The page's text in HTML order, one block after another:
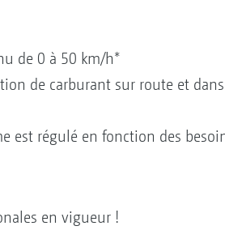
de 0 à 50 km/h*
de carburant sur route et
est régulé en fonction des
en vigueur !